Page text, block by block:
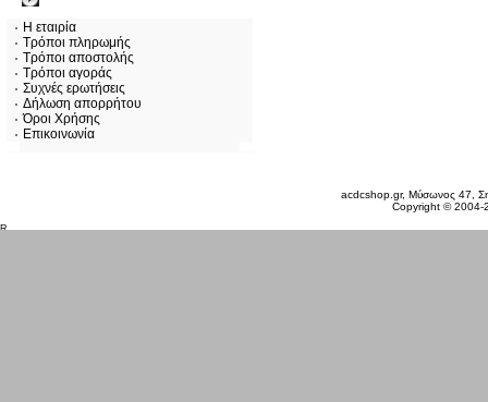
Η εταιρία
Τρόποι πληρωμής
Τρόποι αποστολής
Τρόποι αγοράς
Συχνές ερωτήσεις
Δήλωση απορρήτου
Όροι Χρήσης
Επικοινωνία
acdcshop.gr, Μύσωνος 47,
Copyright ©